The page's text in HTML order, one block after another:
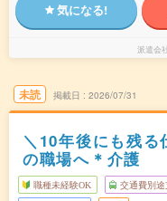
気になる!
派遣会社
未読 掲載日 2026/07/31
＼10年後にも残る
の職場へ＊介護
職種未経験OK 交通費別途